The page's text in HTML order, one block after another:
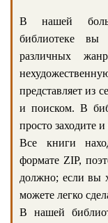
В нашей
библиотеке вы
различных
представляет из
и поиском. В
просто заходите
Все книги
формате ZIP,
должно; если вы
можете легко
В нашей